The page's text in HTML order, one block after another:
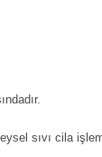
sıvı cila